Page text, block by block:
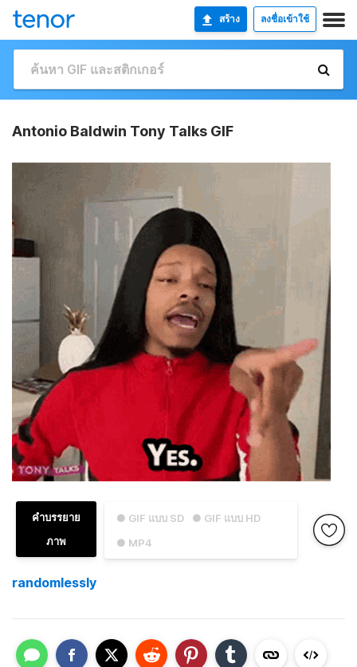
สร้าง ลงชื่อเข้าใช้
Antonio Baldwin Tony Talks GIF
● GIF แบบ SD
● GIF แบบ HD
● MP4
คำบรรยาย
ภาพ
randomlessly